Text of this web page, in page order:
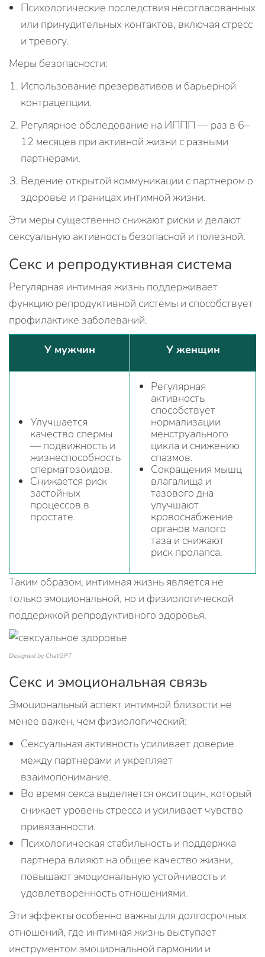
Психологические последствия несогласованных
или принудительных контактов, включая стресс
и тревогу.
Меры безопасности:
Использование презервативов и барьерной
контрацепции.
Регулярное обследование на ИППП — раз в 6–
12 месяцев при активной жизни с разными
партнерами.
Ведение открытой коммуникации с партнером о
здоровье и границах интимной жизни.
Эти меры существенно снижают риски и делают
сексуальную активность безопасной и полезной.
Секс и репродуктивная система
Регулярная интимная жизнь поддерживает
функцию репродуктивной системы и способствует
профилактике заболеваний.
У мужчин У женщин
Улучшается
качество спермы
— подвижность и
жизнеспособность
сперматозоидов.
Снижается риск
застойных
процессов в
простате.
Регулярная
активность
способствует
нормализации
менструального
цикла и снижению
спазмов.
Сокращения мышц
влагалища и
тазового дна
улучшают
кровоснабжение
органов малого
таза и снижают
риск пролапса.
Таким образом, интимная жизнь является не
только эмоциональной, но и физиологической
поддержкой репродуктивного здоровья.
Designed by ChatGPT
Секс и эмоциональная связь
Эмоциональный аспект интимной близости не
менее важен, чем физиологический:
Сексуальная активность усиливает доверие
между партнерами и укрепляет
взаимопонимание.
Во время секса выделяется окситоцин, который
снижает уровень стресса и усиливает чувство
привязанности.
Психологическая стабильность и поддержка
партнера влияют на общее качество жизни,
повышают эмоциональную устойчивость и
удовлетворенность отношениями.
Эти эффекты особенно важны для долгосрочных
отношений, где интимная жизнь выступает
инструментом эмоциональной гармонии и